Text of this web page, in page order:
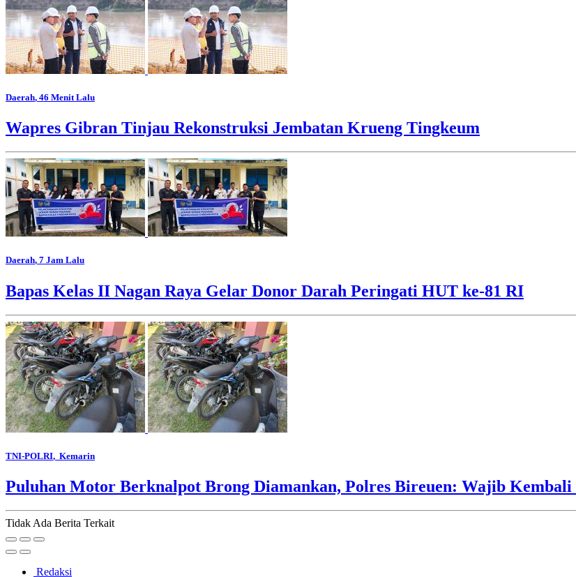
Daerah, 46 Menit Lalu
Wapres Gibran Tinjau Rekonstruksi Jembatan Krueng Tingkeum
Daerah, 7 Jam Lalu
Bapas Kelas II Nagan Raya Gelar Donor Darah Peringati HUT ke-81 RI
TNI-POLRI, Kemarin
Puluhan Motor Berknalpot Brong Diamankan, Polres Bireuen: Wajib
Tidak Ada Berita Terkait
Redaksi